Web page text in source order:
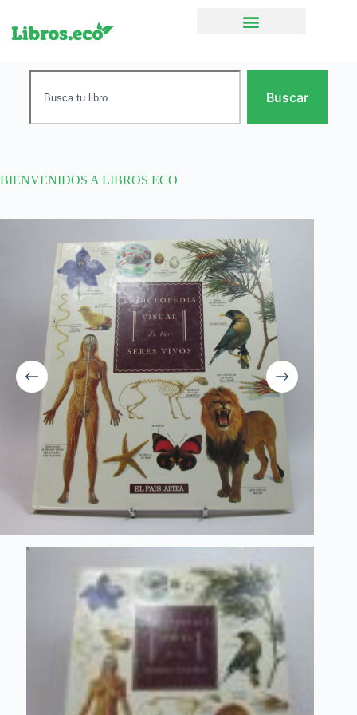
Buscar
BIENVENIDOS A LIBROS ECO